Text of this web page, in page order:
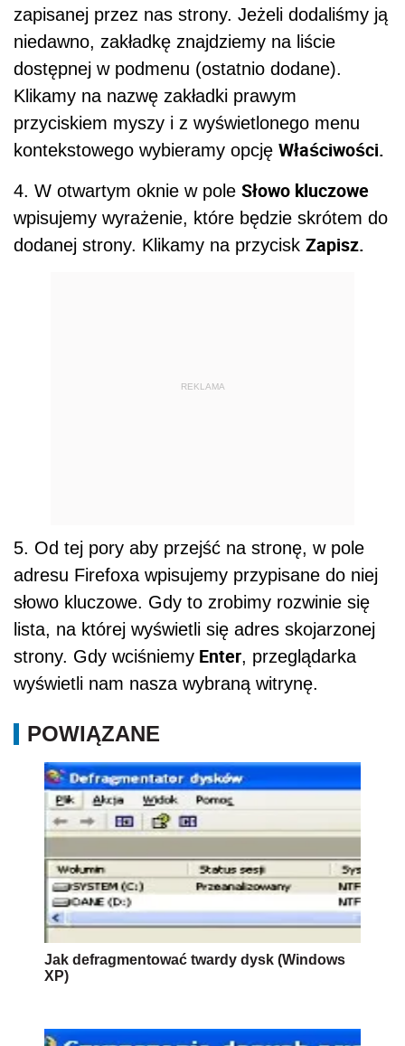
zapisanej przez nas strony. Jeżeli dodaliśmy ją
niedawno, zakładkę znajdziemy na liście
dostępnej w podmenu (ostatnio dodane).
Klikamy na nazwę zakładki prawym
przyciskiem myszy i z wyświetlonego menu
kontekstowego wybieramy opcję Właściwości.
4. W otwartym oknie w pole Słowo kluczowe
wpisujemy wyrażenie, które będzie skrótem do
dodanej strony. Klikamy na przycisk Zapisz.
REKLAMA
5. Od tej pory aby przejść na stronę, w pole
adresu Firefoxa wpisujemy przypisane do niej
słowo kluczowe. Gdy to zrobimy rozwinie się
lista, na której wyświetli się adres skojarzonej
strony. Gdy wciśniemy Enter, przeglądarka
wyświetli nam nasza wybraną witrynę.
POWIĄZANE
Jak defragmentować twardy dysk (Windows
XP)